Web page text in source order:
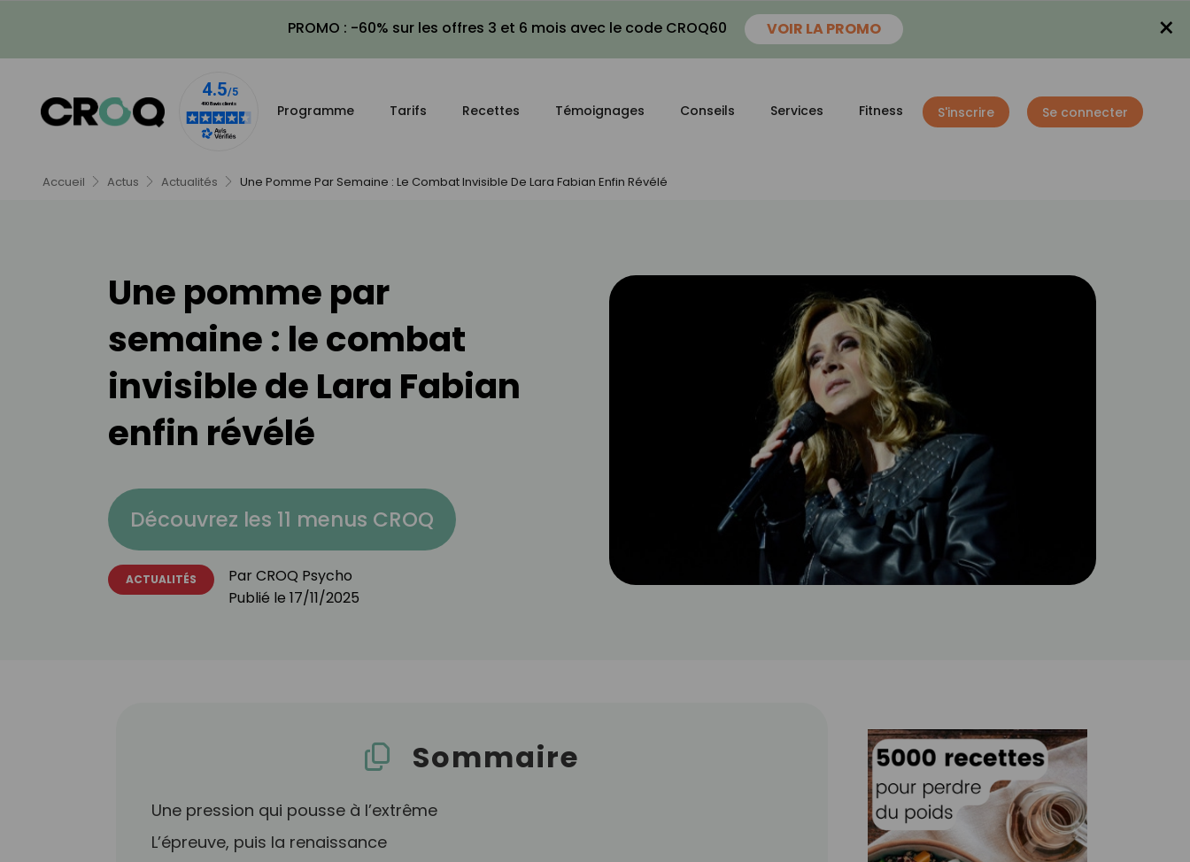
PROMO : -60% sur les offres 3 et 6 mois avec le code CROQ60 VOIR LA PROMO ×
Programme Tarifs Recettes Témoignages Conseils Services Fitness S'inscrire Se connecter
Accueil Actus Actualités Une Pomme Par Semaine : Le Combat Invisible De Lara Fabian Enfin Révélé
Une pomme par
semaine : le combat
invisible de Lara Fabian
enfin révélé
Découvrez les 11 menus CROQ
ACTUALITÉS ParCROQ Psycho
Publié le 17/11/2025
Sommaire
Une pression qui pousse à l’extrême
L’épreuve, puis la renaissance